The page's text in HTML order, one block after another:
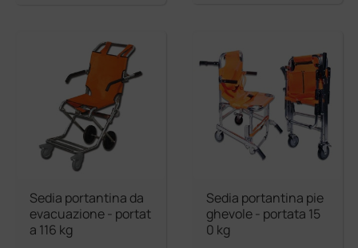
Sedia portantina da
evacuazione - portat
a 116 kg
Sedia portantina pie
ghevole - portata 15
0 kg